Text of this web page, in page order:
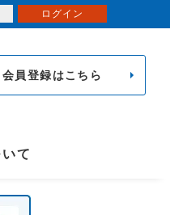
会員登録はこちら
て
ログイン